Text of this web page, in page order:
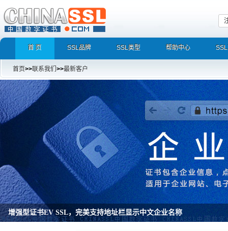
首 页 SSL品牌 SSL类型 帮助中心
首页>>联系我们 >>最新客户
增强型证书EV SSL，完美支持地址栏显示中文企业名称